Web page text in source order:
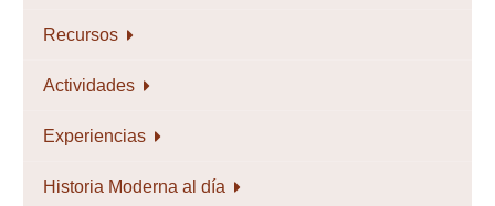
Recursos
Actividades
Experiencias
Historia Moderna al día